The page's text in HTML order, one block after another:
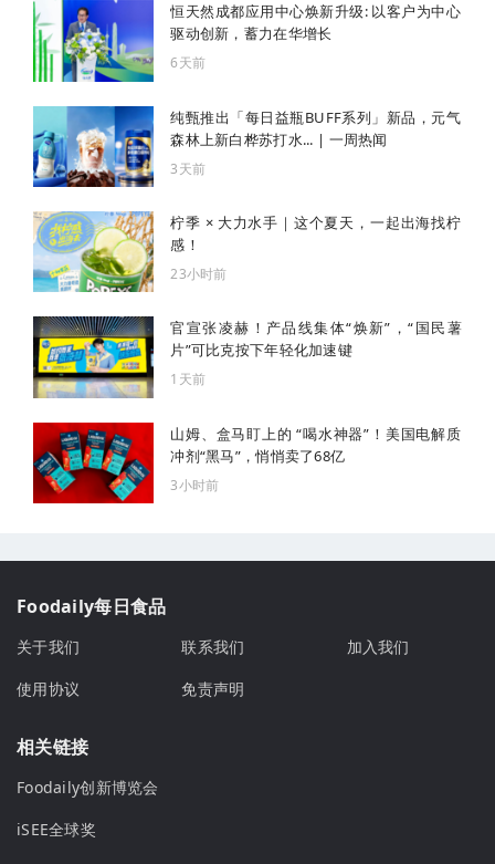
恒天然成都应用中心焕新升级: 以客户为中心
驱动创新，蓄力在华增长
6天前
纯甄推出「每日益瓶BUFF系列」新品，元气
森林上新白桦苏打水... | 一周热闻
3天前
柠季 × 大力水手｜这个夏天，一起出海找柠
感！
23小时前
官宣张凌赫！产品线集体“焕新”，“国民薯
片”可比克按下年轻化加速键
1天前
山姆、盒马盯上的 “喝水神器”！美国电解质
冲剂“黑马”，悄悄卖了68亿
3小时前
Foodaily每日食品
关于我们 联系我们
加入我们
使用协议
免责声明
相关链接
Foodaily创新博览会
iSEE全球奖